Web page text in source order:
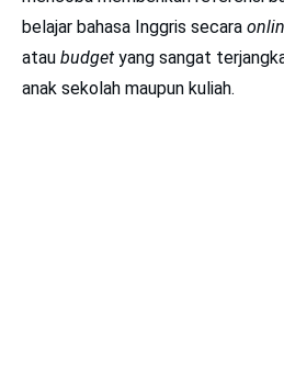
belajar bahasa Inggris secara
atau budget yang sangat
anak sekolah maupun kuliah.